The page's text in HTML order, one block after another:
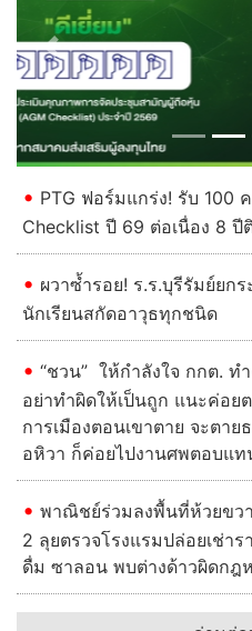
Previous
PTG ฟอร์มแกร่ง! รับ 100
Checklist ปี 69 ต่อเนื่อง 8 ปี
ผวาซ้ำรอย! ร.ร.บุรีรัมย์ยก
นักเรียนสกัดอาวุธทุกชนิด
“ชวน” ให้กำลังใจ กกต. ท
อย่าทำผิดให้เป็นถูก แนะค่อ
การเมืองตอนเขาตาย จะตา
อหิวา ก็ค่อยไปงานศพตอบแท
พาณิชย์ร่วมลงพื้นที่ห้วยขว
2 ลุยตรวจโรงแรมปล่อยเช่า
ดื่ม ซาลอน พบต่างด้าวผิดกฎ